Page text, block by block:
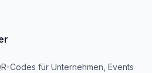
Codes für Unternehmen, Events